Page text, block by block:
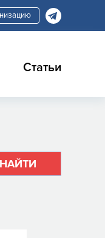
Статьи
НАЙТИ